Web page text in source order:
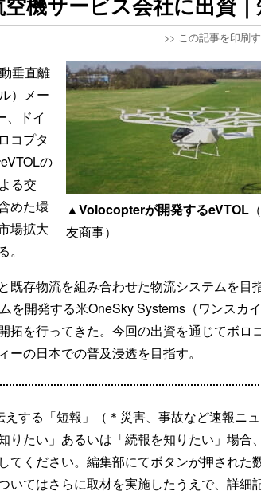
>> この記事を印刷す
▲Volocopterが開発するeVTOL
友商事）
垂直離
）メー
、ドイ
コプタ
の
る交
めた環
場拡大
既存物流を組み合わせた物流システムを目
を開発する米OneSky Systems（ワンスカ
拓を行ってきた。今回の出資を通じてボロ
の日本での普及浸透を目指す。
する「短報」（＊災害、事故など速報ニ
りたい」あるいは「続報を知りたい」場合
てください。編集部にてボタンが押された
いてはさらに取材を実施したうえで、詳細